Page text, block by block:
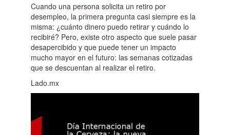
Cuando una persona solicita un retiro por
desempleo, la primera pregunta casi siempre es la
misma: ¿cuánto dinero puedo retirar y cuándo lo
recibiré? Pero, existe otro aspecto que suele pasar
desapercibido y que puede tener un impacto
mucho mayor en el futuro: las semanas cotizadas
que se descuentan al realizar el retiro.
Lado.mx